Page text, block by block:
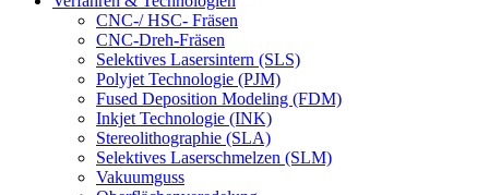
CNC-/ HSC- Fräsen
CNC-Dreh-Fräsen
Selektives Lasersintern (SLS)
Polyjet Technologie (PJM)
Fused Deposition Modeling (FDM)
Inkjet Technologie (INK)
Stereolithographie (SLA)
Selektives Laserschmelzen (SLM)
Vakuumguss